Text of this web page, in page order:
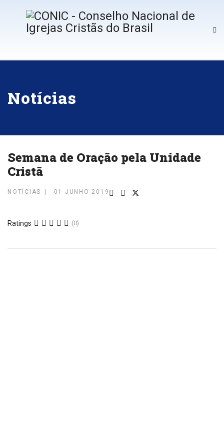
Notícias
Semana de Oração pela Unidade
Cristã
NOTÍCIAS 01 JUNHO 2019
Ratings (0)